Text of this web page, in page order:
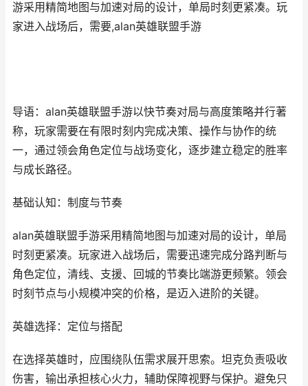
游采用精简地图与加速对局的设计，单局时刻更紧凑。玩
家进入战场后，需要,alan英雄联盟手游
导语：alan英雄联盟手游以快节奏对局与高度策略并行著
称，玩家需要在有限时刻内完成决策、操作与协作的统
一，通过领会角色定位与战场变化，逐步建立稳定的胜率
与成长路径。
基础认知：制度与节奏
alan英雄联盟手游采用精简地图与加速对局的设计，单局
时刻更紧凑。玩家进入战场后，需要迅速完成分路判断与
角色定位，清线、支援、回城的节奏比端游更频繁。领会
时刻节点与小规模冲突的价格，是迈入进阶的关键。
英雄选择：定位与搭配
在选择英雄时，应围绕队伍需求展开思索。坦克负责吸收
伤害，输出承担核心火力，辅助保障视野与保护。避免只